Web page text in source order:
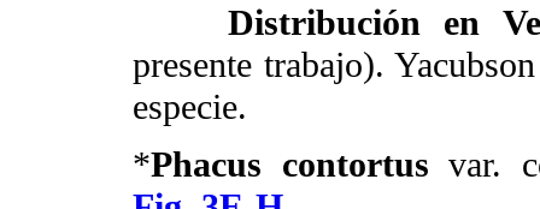
Distribución en
presente trabajo).
especie.
*Phacus contortus var.